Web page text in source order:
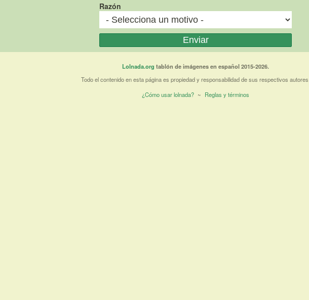
Razón
Lolnada.org tablón de imágenes en español 2015-2026.
Todo el contenido en esta página es propiedad y responsabilidad de sus respectivos
¿Cómo usar lolnada? ~ Reglas y términos